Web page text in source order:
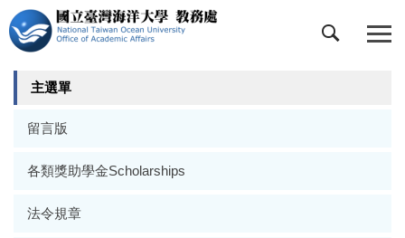
跳
到
主
要
主選單
留言版
各類獎助學金Scholarships
法令規章